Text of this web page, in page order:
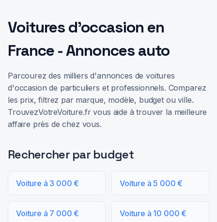
Voitures d'occasion en
France - Annonces auto
Parcourez des milliers d'annonces de voitures
d'occasion de particuliers et professionnels. Comparez
les prix, filtrez par marque, modèle, budget ou ville.
TrouvezVotreVoiture.fr vous aide à trouver la meilleure
affaire près de chez vous.
Rechercher par budget
Voiture à 3 000 € Voiture à 5 000 €
Voiture à 7 000 € Voiture à 10 000 €